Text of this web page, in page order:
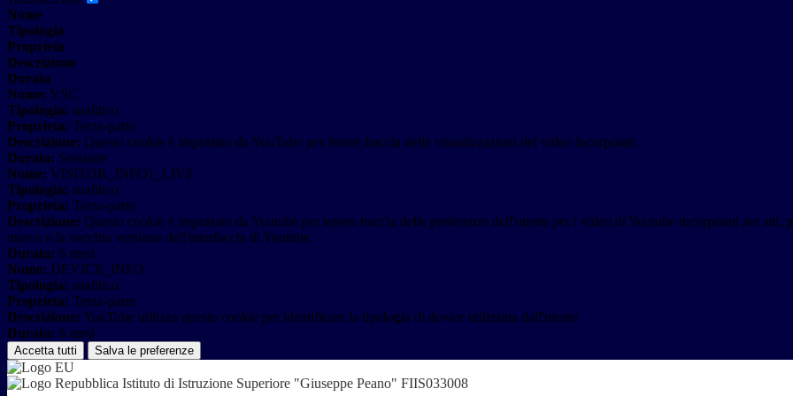
Nome
Tipologia
Proprieta
Descrizione
Durata
Nome: YSC
Tipologia: analitico
Proprieta: Terza-parte
Descrizione: Questo cookie è impostato da YouTube per tenere traccia delle visualizzazioni dei video incorporati.
Durata: Sessione
Nome: VISITOR_INFO1_LIVE
Tipologia: analitico
Proprieta: Terza-parte
Descrizione: Questo cookie è impostato da Youtube per tenere traccia delle preferenze dell'utente per i video di Youtube incorporati nei
nuova o la vecchia versione dell'interfaccia di Youtube.
Durata: 6 mesi
Nome: DEVICE_INFO
Tipologia: analitico
Proprieta: Terza-parte
Descrizione: YouTube utilizza questo cookie per identificare la tipologia di device utilizzata dall'utente
Durata: 6 mesi
Accetta tutti Salva le preferenze
Istituto di Istruzione Superiore "Giuseppe Peano" FIIS033008